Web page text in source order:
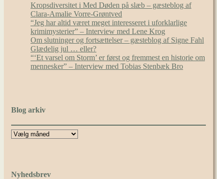
Kropsdiversitet i Med Døden på slæb – gæsteblog af
Clara-Amalie Vorre-Grøntved
“Jeg har altid været meget interesseret i uforklarlige
krimimysterier” – Interview med Lene Krog
Om slutninger og fortsættelser – gæsteblog af Signe Fahl
Glædelig jul … eller?
“‘Et varsel om Storm’ er først og fremmest en historie om
mennesker” – Interview med Tobias Stenbæk Bro
Blog arkiv
Nyhedsbrev